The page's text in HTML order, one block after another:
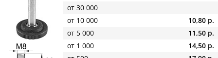
от 30 000
от 10 000
10,80 р.
от 5 000
11,50 р.
от 1 000
14,50 р.